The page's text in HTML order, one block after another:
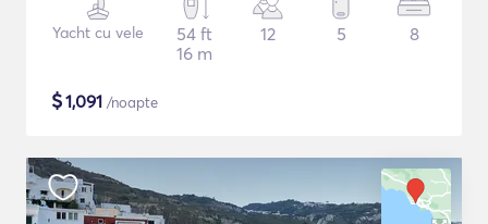
Yacht cu vele
54 ft
16 m
12 5 8
$1,091 /noapte